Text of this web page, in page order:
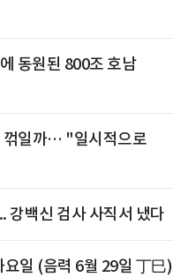
동원된 800조 호남
꺾일까… "일시적으로
강백신 검사 사직서 냈다
일 (음력 6월 29일 丁巳)